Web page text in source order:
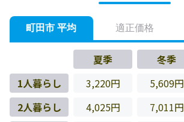
町田市 平均 適正価格
夏季 冬季
1人暮らし
3,220円 5,609円
2人暮らし
4,025円 7,011円